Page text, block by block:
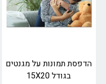
הדפסת תמונות על מגנטים
בגודל 15X20